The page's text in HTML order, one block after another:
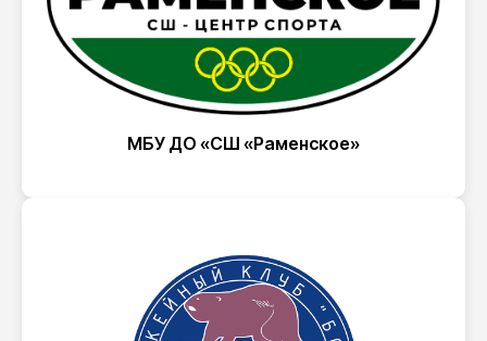
МБУ ДО «СШ «Раменское»